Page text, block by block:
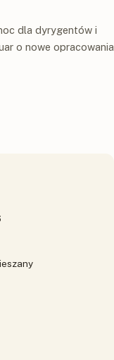
dla dyrygentów i
o nowe opracowania